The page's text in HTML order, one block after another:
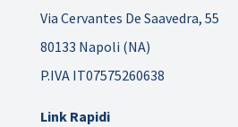
Via Cervantes De Saavedra, 55
80133 Napoli (NA)
P.IVA IT07575260638
Link Rapidi